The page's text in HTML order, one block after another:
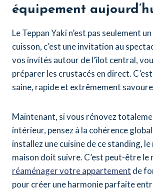
équipement
Le Teppan Yaki n’est pas seulement
cuisson, c’est une invitation au
vos invités autour de l’îlot central,
préparer les crustacés en direct.
saine, rapide et extrêmement
Maintenant, si vous rénovez
intérieur, pensez à la cohérence
installez une cuisine de ce standing,
maison doit suivre. C’est peut-être le
réaménager votre appartement de
pour créer une harmonie parfaite